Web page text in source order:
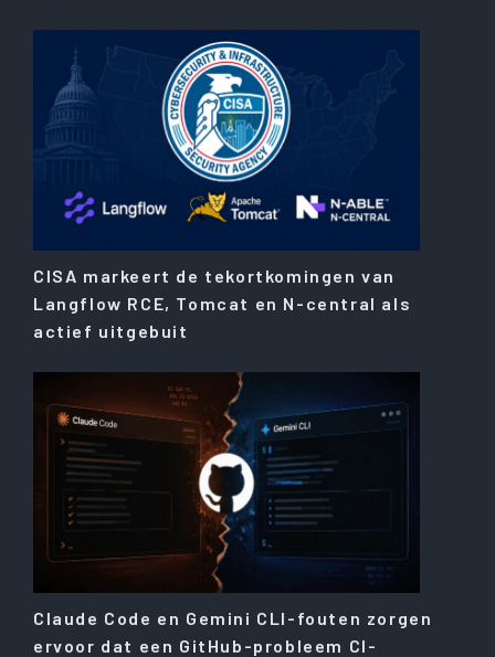
CISA markeert de tekortkomingen van
Langflow RCE, Tomcat en N-central als
actief uitgebuit
Claude Code en Gemini CLI-fouten zorgen
ervoor dat een GitHub-probleem CI-